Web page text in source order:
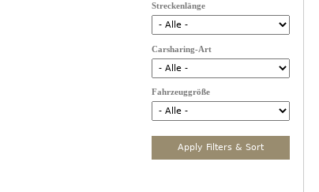
Streckenlänge
Carsharing-Art
Fahrzeuggröße